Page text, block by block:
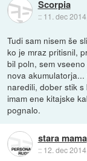
Scorpia
:: 11. dec
Tudi sam nisem še
ko je mraz pritisnil,
bil poln, sem
nova
naredili, dober stik
imam ene kitajske
pognalo.
stara mama
:: 12. dec